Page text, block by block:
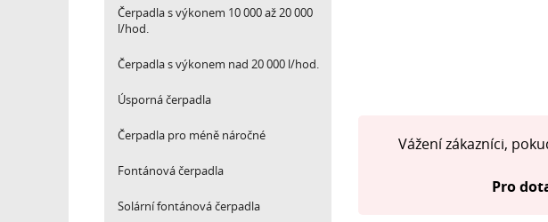
Čerpadla s výkonem 10 000 až 20 000
l/hod.
Čerpadla s výkonem nad 20 000 l/hod.
Úsporná čerpadla
Čerpadla pro méně náročné
Fontánová čerpadla
Solární fontánová čerpadla
Vážení zákazníci,
Pro